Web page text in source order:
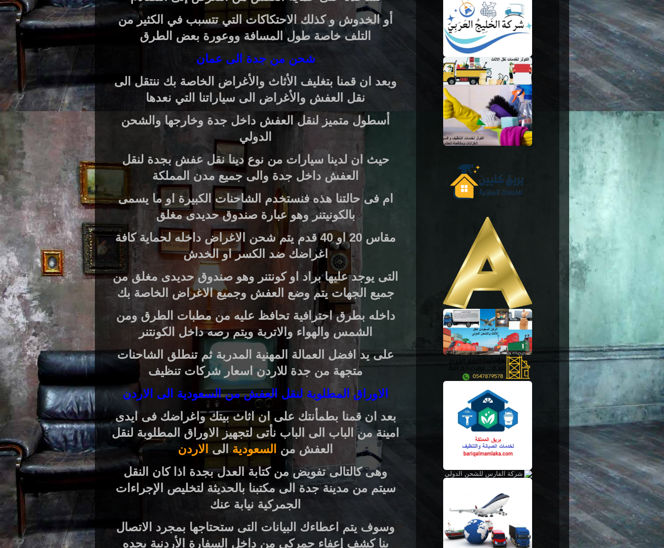
أو الخدوش و كذلك الاحتكاكات التي تتسبب في الكثير من
التلف خاصة طول المسافة ووعورة بعض الطرق
شحن من جدة الى عمان
وبعد ان قمنا بتغليف الأثاث والأغراض الخاصة بك ننتقل الى
نقل العفش والأغراض الى سياراتنا التي نعدها
أسطول متميز لنقل العفش داخل جدة وخارجها والشحن
الدولي
حيث ان لدينا سيارات من نوع دينا نقل عفش بجدة لنقل
العفش داخل جدة والى جميع مدن المملكة
ام فى حالتنا هذه فنستخدم الشاحنات الكبيرة او ما يسمى
بالكونيتنر وهو عبارة صندوق حديدى مغلق
مقاس 20 او 40 قدم يتم شحن الاغراض داخله لحماية كافة
اغراضك ضد الكسر او الخدش
التى يوجد عليها براد او كونتنر وهو صندوق حديدى مغلق من
جميع الجهات يتم وضع العفش وجميع الاغراض الخاصة بك
داخله بطرق احترافية تحافظ عليه من مطبات الطرق ومن
الشمس والهواء والاتربة ويتم رصه داخل الكونتنر
على يد افضل العمالة المهنية المدربة ثم تنطلق الشاحنات
متجهة من جدة للاردن اسعار شركات تنظيف
الاوراق المطلوبة لنقل العفش من السعودية الى الاردن
بعد ان قمنا بطمأنتك على ان اثاث بيتك واغراضك فى ايدى
امينة من الباب الى الباب نأتى لتجهيز الاوراق المطلوبة لنقل
العفش من السعودية الى الاردن
وهى كالتالى تفويض من كتابة العدل بجدة اذا كان النقل
سيتم من مدينة جدة الى مكتبنا بالحديثة لتخليص الإجراءات
الجمركية نيابة عنك
وسوف يتم اعطاءك البيانات التى ستحتاجها بمجرد الاتصال
بنا كشف إعفاء جمركى من داخل السفارة الأردنية بجده